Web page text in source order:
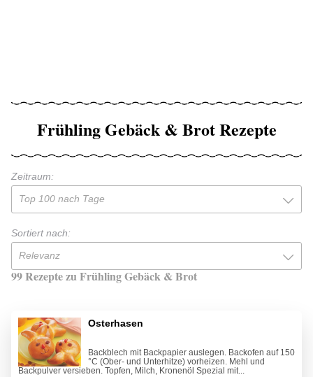
Frühling Gebäck & Brot Rezepte
Zeitraum:
Top 100 nach Tage
Sortiert nach:
Relevanz
99 Rezepte zu Frühling Gebäck & Brot
Osterhasen
Backblech mit Backpapier auslegen. Backofen auf 150
°C (Ober- und Unterhitze) vorheizen. Mehl und
Backpulver versieben. Topfen, Milch, Kronenöl Spezial mit...